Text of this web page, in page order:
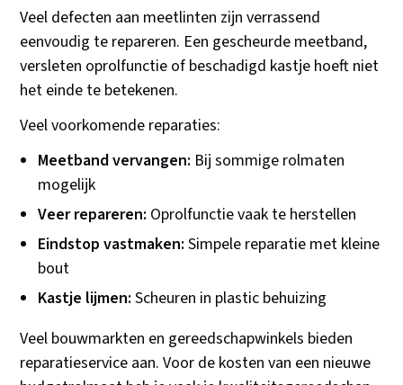
Veel defecten aan meetlinten zijn verrassend
eenvoudig te repareren. Een gescheurde meetband,
versleten oprolfunctie of beschadigd kastje hoeft niet
het einde te betekenen.
Veel voorkomende reparaties:
Meetband vervangen: Bij sommige rolmaten
mogelijk
Veer repareren: Oprolfunctie vaak te herstellen
Eindstop vastmaken: Simpele reparatie met kleine
bout
Kastje lijmen: Scheuren in plastic behuizing
Veel bouwmarkten en gereedschapwinkels bieden
reparatieservice aan. Voor de kosten van een nieuwe